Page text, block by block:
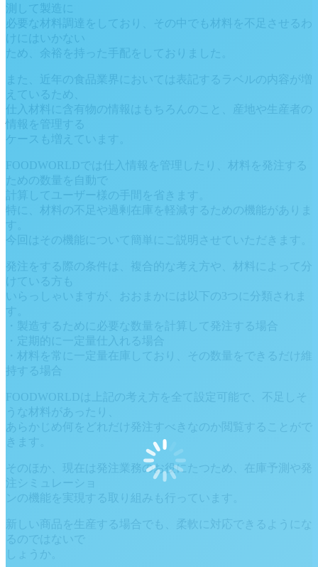
測して製造に
必要な材料調達をしており、その中でも材料を不足させるわ
けにはいかない
ため、余裕を持った手配をしておりました。
また、近年の食品業界においては表記するラベルの内容が増
えているため、
仕入材料に含有物の情報はもちろんのこと、産地や生産者の
情報を管理する
ケースも増えています。
FOODWORLDでは仕入情報を管理したり、材料を発注する
ための数量を自動で
計算してユーザー様の手間を省きます。
特に、材料の不足や過剰在庫を軽減するための機能がありま
す。
今回はその機能について簡単にご説明させていただきます。
発注をする際の条件は、複合的な考え方や、材料によって分
けている方も
いらっしゃいますが、おおまかには以下の3つに分類されま
す。
・製造するために必要な数量を計算して発注する場合
・定期的に一定量仕入れる場合
・材料を常に一定量在庫しており、その数量をできるだけ維
持する場合
FOODWORLDは上記の考え方を全て設定可能で、不足しそ
うな材料があったり、
あらかじめ何をどれだけ発注すべきなのか閲覧することがで
きます。
そのほか、現在は発注業務のお役にたつため、在庫予測や発
注シミュレーショ
ンの機能を実現する取り組みも行っています。
新しい商品を生産する場合でも、柔軟に対応できるようにな
るのではないで
しょうか。